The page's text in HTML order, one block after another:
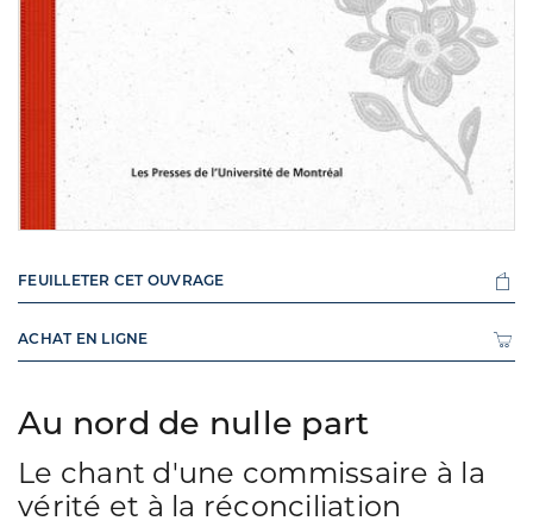
Au nord de nulle part
Le chant d'une commissaire à la
vérité et à la réconciliation
FEUILLETER CET OUVRAGE
ACHAT EN LIGNE